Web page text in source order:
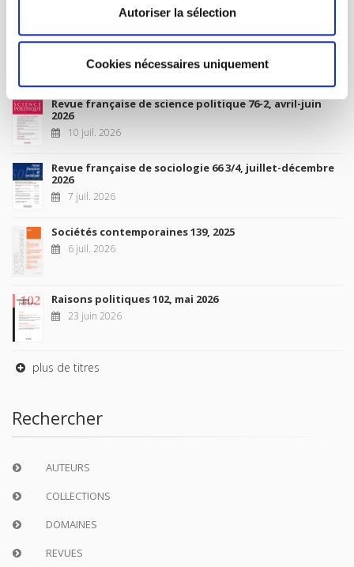
Autoriser la sélection
Cookies nécessaires uniquement
Nouveautés
Revue française de science politique 76-2, avril-juin
2026
10 juil. 2026
Revue française de sociologie 66 3/4, juillet-décembre
2026
7 juil. 2026
Sociétés contemporaines 139, 2025
6 juil. 2026
Raisons politiques 102, mai 2026
23 juin 2026
plus de titres
Rechercher
AUTEURS
COLLECTIONS
DOMAINES
REVUES